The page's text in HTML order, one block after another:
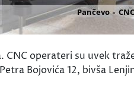
CNC operateri su uvek
Bojovića 12, bivša